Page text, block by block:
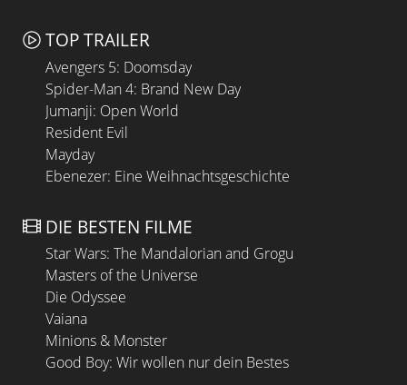
TOP TRAILER
Avengers 5: Doomsday
Spider-Man 4: Brand New Day
Jumanji: Open World
Resident Evil
Mayday
Ebenezer: Eine Weihnachtsgeschichte
DIE BESTEN FILME
Star Wars: The Mandalorian and Grogu
Masters of the Universe
Die Odyssee
Vaiana
Minions & Monster
Good Boy: Wir wollen nur dein Bestes